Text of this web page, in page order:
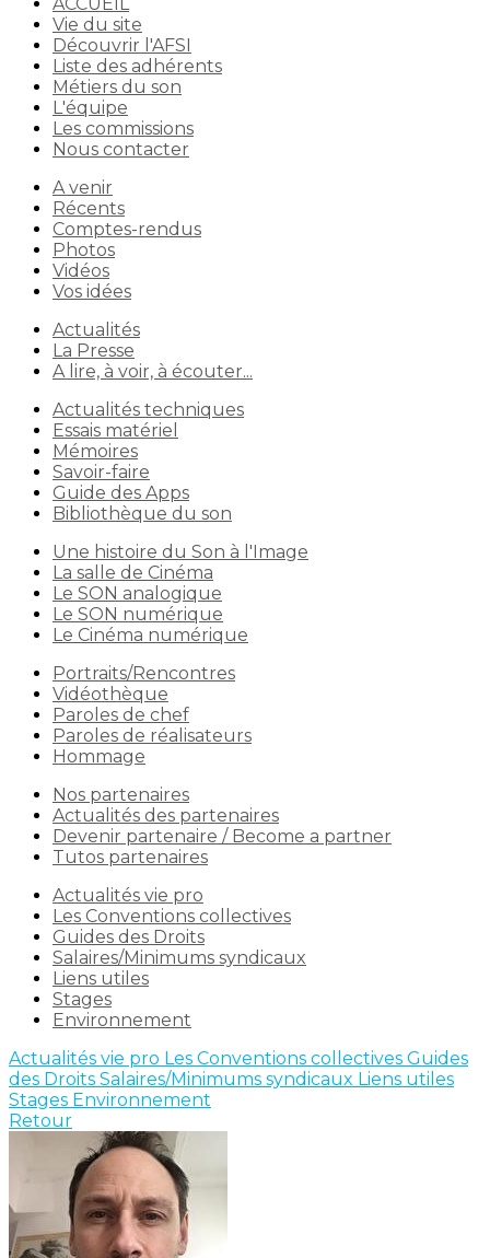
Vie du site
Découvrir l'AFSI
Liste des adhérents
Métiers du son
L'équipe
Les commissions
Nous contacter
A venir
Récents
Comptes-rendus
Photos
Vidéos
Vos idées
Actualités
La Presse
A lire, à voir, à écouter...
Actualités techniques
Essais matériel
Mémoires
Savoir-faire
Guide des Apps
Bibliothèque du son
Une histoire du Son à l'Image
La salle de Cinéma
Le SON analogique
Le SON numérique
Le Cinéma numérique
Portraits/Rencontres
Vidéothèque
Paroles de chef
Paroles de réalisateurs
Hommage
Nos partenaires
Actualités des partenaires
Devenir partenaire / Become a partner
Tutos partenaires
Actualités vie pro
Les Conventions collectives
Guides des Droits
Salaires/Minimums syndicaux
Liens utiles
Stages
Environnement
Actualités vie pro Les Conventions collectives Guides
des Droits Salaires/Minimums syndicaux Liens utiles
Stages Environnement
Retour